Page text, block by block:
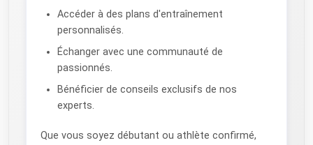
Accéder à des plans d'entraînement
personnalisés.
Échanger avec une communauté de
passionnés.
Bénéficier de conseils exclusifs de nos
experts.
Que vous soyez débutant ou athlète confirmé,